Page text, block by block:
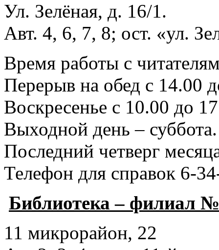
Ул. Зелёная, д. 16/1.
Авт. 4, 6, 7, 8; ост. «ул.
Время работы с
Перерыв на обед с 14.00
Воскресенье с 10.00 до
Выходной день – суббота.
Последний четверг
Телефон для справок 6-
Библиотека – филиал
11 микрорайон, 22